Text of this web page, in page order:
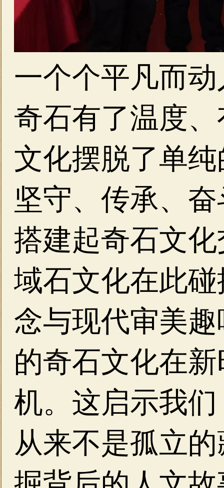
一个个平凡而
奇石有了温度
文化摆脱了单
坚守、传承、
搭建起奇石文
域石文化在此
念与现代审美
的奇石文化在
机。这启示我
从来不是孤立